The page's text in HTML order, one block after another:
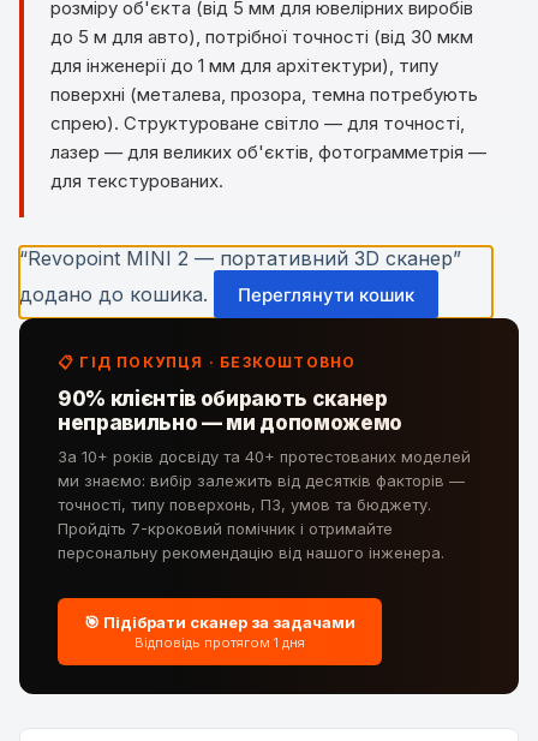
розміру об'єкта (від 5 мм для ювелірних виробів
до 5 м для авто), потрібної точності (від 30 мкм
для інженерії до 1 мм для архітектури), типу
поверхні (металева, прозора, темна потребують
спрею). Структуроване світло — для точності,
лазер — для великих об'єктів, фотограмметрія —
для текстурованих.
“Revopoint MINI 2 — портативний 3D сканер”
додано до кошика.
Переглянути кошик
📋 ГІД ПОКУПЦЯ · БЕЗКОШТОВНО
90% клієнтів обирають сканер
неправильно — ми допоможемо
За 10+ років досвіду та 40+ протестованих моделей
ми знаємо: вибір залежить від десятків факторів —
точності, типу поверхонь, ПЗ, умов та бюджету.
Пройдіть 7-кроковий помічник і отримайте
персональну рекомендацію від нашого інженера.
🎯 Підібрати сканер за задачами
Відповідь протягом 1 дня